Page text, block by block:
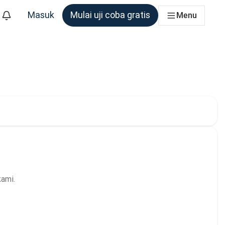
membutuhkannya
Masuk Mulai uji coba gratis Menu
saat ini dipilih: